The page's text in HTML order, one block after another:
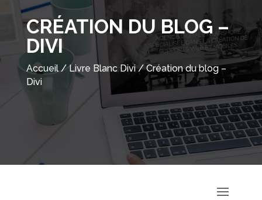
CRÉATION DU BLOG –
DIVI
Accueil/Livre Blanc Divi/Création du blog –
Divi